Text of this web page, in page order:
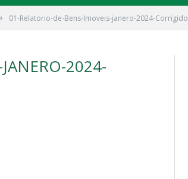
01-Relatorio-de-Bens-Imoveis-janero-2024-Corrigido
2024-